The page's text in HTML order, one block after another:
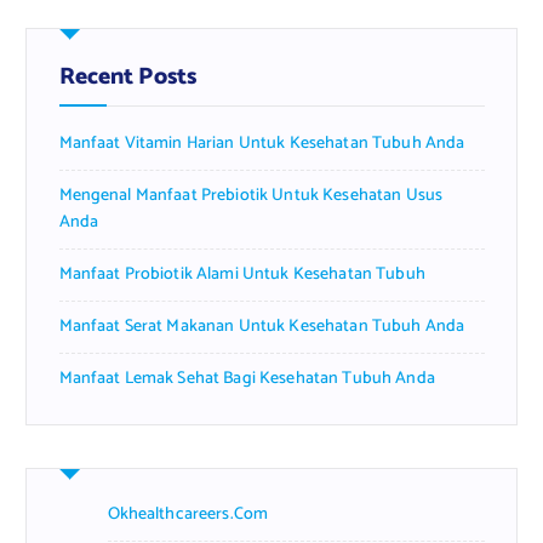
h
f
o
:
Recent Posts
Manfaat Vitamin Harian Untuk Kesehatan Tubuh Anda
Mengenal Manfaat Prebiotik Untuk Kesehatan Usus
Anda
Manfaat Probiotik Alami Untuk Kesehatan Tubuh
Manfaat Serat Makanan Untuk Kesehatan Tubuh Anda
Manfaat Lemak Sehat Bagi Kesehatan Tubuh Anda
Okhealthcareers.com